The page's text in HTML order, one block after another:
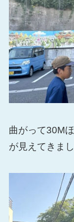
曲がって30M
が見えてきまし